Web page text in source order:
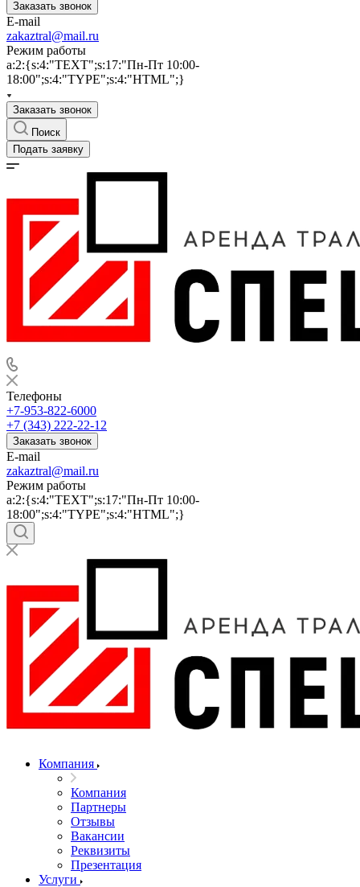
Заказать звонок
E-mail
zakaztral@mail.ru
Режим работы
a:2:{s:4:"TEXT";s:17:"Пн-Пт 10:00-
18:00";s:4:"TYPE";s:4:"HTML";}
Заказать звонок
Поиск
Подать заявку
Телефоны
+7-953-822-6000
+7 (343) 222-22-12
Заказать звонок
E-mail
zakaztral@mail.ru
Режим работы
a:2:{s:4:"TEXT";s:17:"Пн-Пт 10:00-
18:00";s:4:"TYPE";s:4:"HTML";}
Компания
Компания
Партнеры
Отзывы
Вакансии
Реквизиты
Презентация
Услуги